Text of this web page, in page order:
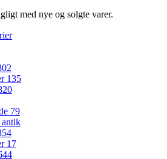
med nye og solgte varer.
135
79
17